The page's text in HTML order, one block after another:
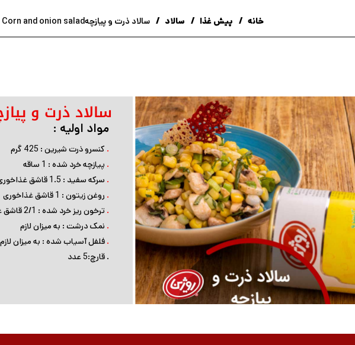
خانه پیش غذا سالاد سالاد ذرت و پیازچهCorn and onion salad
سالاد ذرت و
مواد اولیه :
. کنسرو ذرت شیرین : 425 گرم
. پیازچه خرد شده : 1 ساقه
. سرکه سفید : 1.5 قاشق غذاخوری
. روغن زیتون : 1 قاشق غذاخوری
. ترخون ریز خرد شده : 2/1 قاشق غذاخوری
. نمک درشت : به میزان لازم
. فلفل آسیاب شده : به میزان لازم
. قارچ:5 عدد